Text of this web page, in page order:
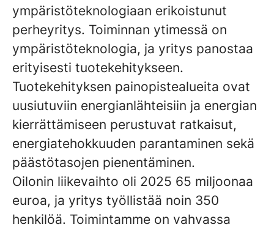
ympäristöteknologiaan erikoistunut
perheyritys. Toiminnan ytimessä on
ympäristöteknologia, ja yritys panostaa
erityisesti tuotekehitykseen.
Tuotekehityksen painopistealueita ovat
uusiutuviin energianlähteisiin ja energian
kierrättämiseen perustuvat ratkaisut,
energiatehokkuuden parantaminen sekä
päästötasojen pienentäminen.
Oilonin liikevaihto oli 2025 65 miljoonaa
euroa, ja yritys työllistää noin 350
henkilöä. Toimintamme on vahvassa